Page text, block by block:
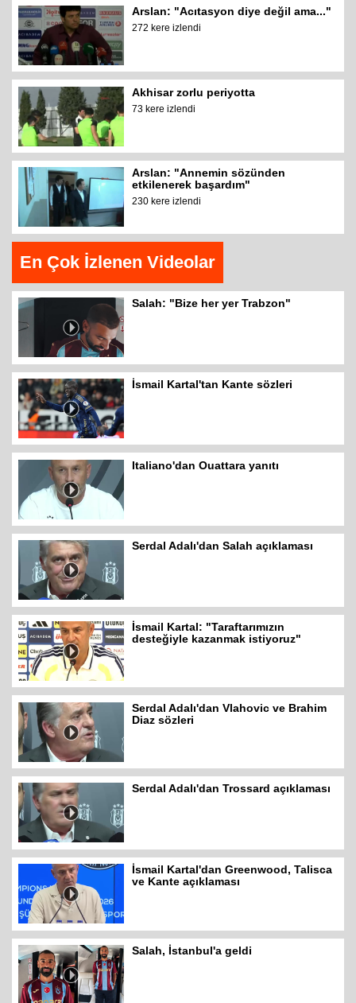
Arslan: "Acıtasyon diye değil ama..."
272 kere izlendi
Akhisar zorlu periyotta
73 kere izlendi
Arslan: "Annemin sözünden
etkilenerek başardım"
230 kere izlendi
En Çok İzlenen Videolar
Salah: "Bize her yer Trabzon"
İsmail Kartal'tan Kante sözleri
Italiano'dan Ouattara yanıtı
Serdal Adalı'dan Salah açıklaması
İsmail Kartal: "Taraftarımızın
desteğiyle kazanmak istiyoruz"
Serdal Adalı'dan Vlahovic ve Brahim
Diaz sözleri
Serdal Adalı'dan Trossard açıklaması
İsmail Kartal'dan Greenwood, Talisca
ve Kante açıklaması
Salah, İstanbul'a geldi